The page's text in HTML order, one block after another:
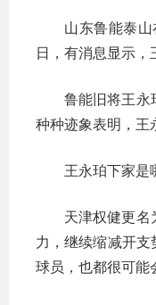
山东鲁能泰
日，有消息显示
鲁能旧将王永
种种迹象表明，王
王永珀下家是
天津权健更名
力，继续缩减开
球员，也都很可能